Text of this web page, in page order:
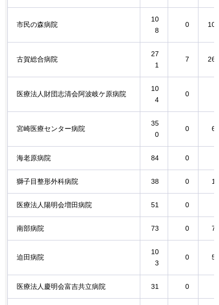
市民の森病院
10
8
0 108
古賀総合病院
27
1
7 264
医療法人財団志清会阿波岐ケ原病院
10
4
0
宮崎医療センター病院
35
0
0 60
海老原病院 84 0
獅子目整形外科病院 38 0 16
医療法人陽明会増田病院 51 0
南部病院 73 0 73
迫田病院
10
3
0 54
医療法人慶明会富吉共立病院 31 0